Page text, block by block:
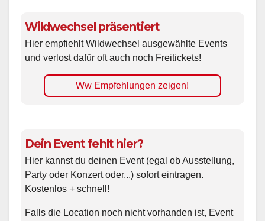
Wildwechsel präsentiert
Hier empfiehlt Wildwechsel ausgewählte Events
und verlost dafür oft auch noch Freitickets!
Ww Empfehlungen zeigen!
Dein Event fehlt hier?
Hier kannst du deinen Event (egal ob Ausstellung,
Party oder Konzert oder...) sofort eintragen.
Kostenlos + schnell!
Falls die Location noch nicht vorhanden ist, Event